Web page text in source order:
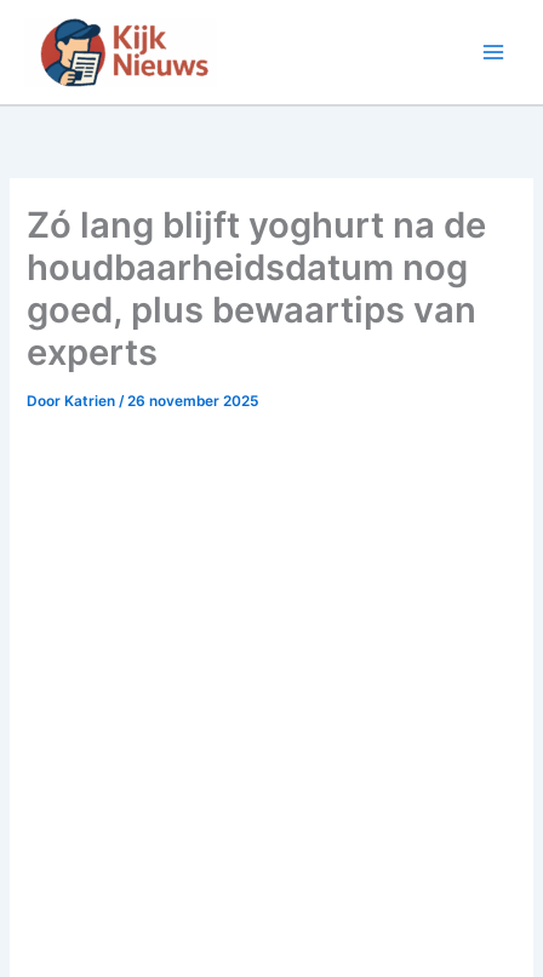
inhoud
Zó lang blijft yoghurt na de
houdbaarheidsdatum nog
goed, plus bewaartips van
experts
Door Katrien/26 november 2025